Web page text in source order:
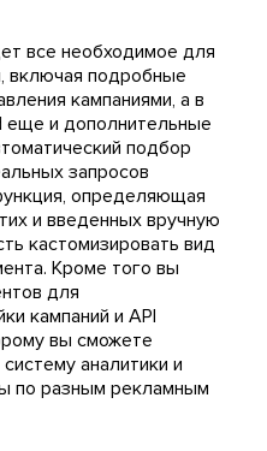
все необходимое для
включая подробные
кампаниями, а в
еще и дополнительные
подбор
запросов
определяющая
и введенных вручную
кастомизировать вид
Кроме того вы
для
кампаний и API
вы сможете
аналитики и
по разным рекламным